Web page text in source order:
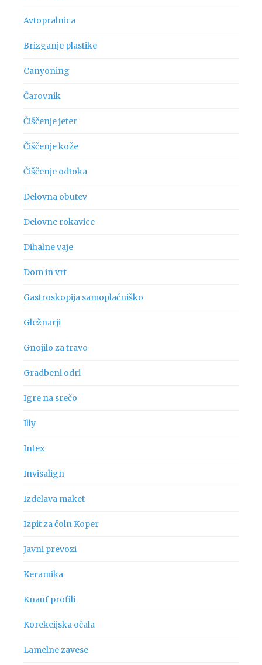
Avtopralnica
Brizganje plastike
Canyoning
Čarovnik
Čiščenje jeter
Čiščenje kože
Čiščenje odtoka
Delovna obutev
Delovne rokavice
Dihalne vaje
Dom in vrt
Gastroskopija samoplačniško
Gležnarji
Gnojilo za travo
Gradbeni odri
Igre na srečo
Illy
Intex
Invisalign
Izdelava maket
Izpit za čoln Koper
Javni prevozi
Keramika
Knauf profili
Korekcijska očala
Lamelne zavese